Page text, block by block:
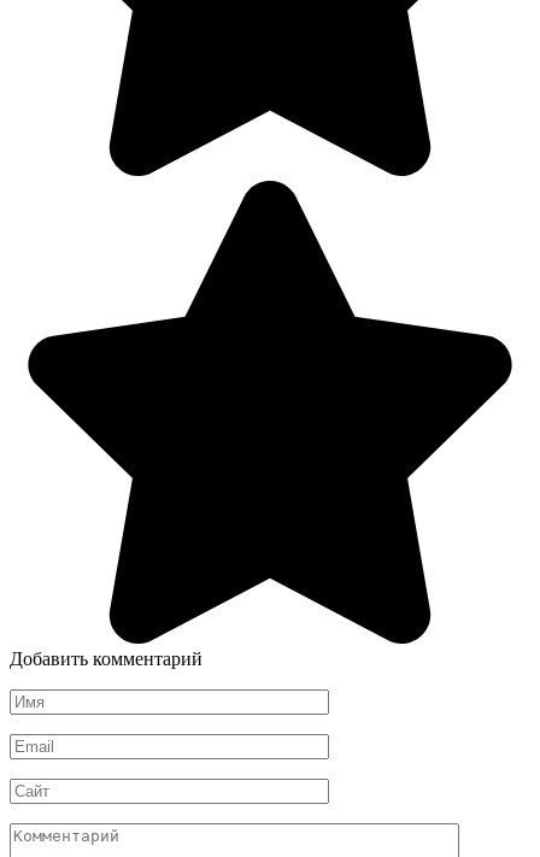
Добавить комментарий
Имя
*
Email
*
Сайт
Комментарий